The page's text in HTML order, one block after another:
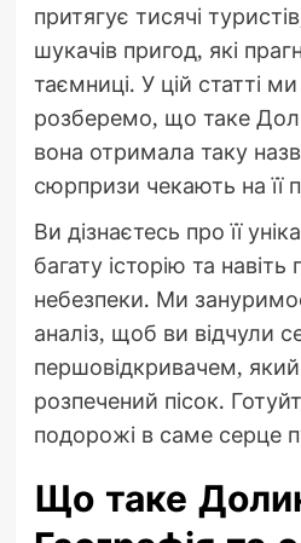
притягує тисячі
шукачів пригод, які
таємниці. У цій статті
розберемо, що таке
вона отримала таку
сюрпризи чекають на її
Ви дізнаєтесь про її
багату історію та навіть
небезпеки. Ми
аналіз, щоб ви відчули
першовідкривачем, який
розпечений пісок.
подорожі в саме серце
Що таке